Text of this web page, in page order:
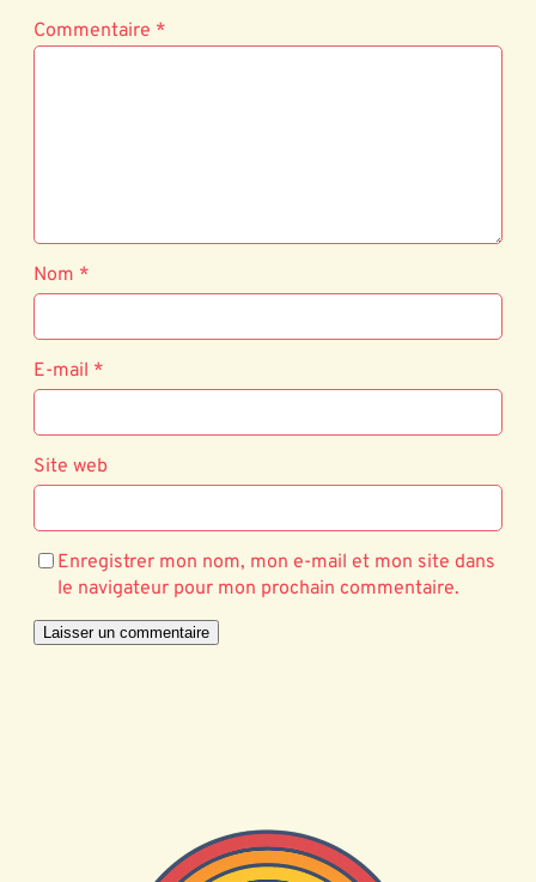
Commentaire *
Nom *
E-mail *
Site web
Enregistrer mon nom, mon e-mail et mon site dans
le navigateur pour mon prochain commentaire.